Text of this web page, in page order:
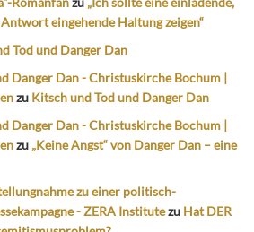
eingehende Haltung zeigen“
Tod und Danger Dan
Danger Dan - Christuskirche Bochum |
zu Kitsch und Tod und Danger Dan
Danger Dan - Christuskirche Bochum |
zu „Keine Angst“ von Danger Dan – eine
zu einer politisch-
- ZERA Institutezu Hat DER